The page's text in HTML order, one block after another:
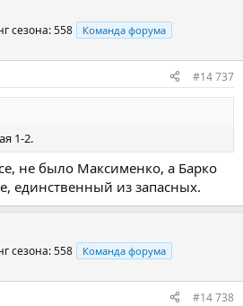
сезона: 558 Команда форума
#14 737
1-2.
не было Максименко, а Барко
единственный из запасных.
сезона: 558 Команда форума
#14 738